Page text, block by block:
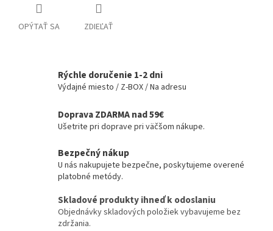
OPÝTAŤ SA ZDIEĽAŤ
Rýchle doručenie 1-2 dni
Výdajné miesto / Z-BOX / Na adresu
Doprava ZDARMA nad 59€
Ušetrite pri doprave pri väčšom nákupe.
Bezpečný nákup
U nás nakupujete bezpečne, poskytujeme overené
platobné metódy.
Skladové produkty ihneď k odoslaniu
Objednávky skladových položiek vybavujeme bez
zdržania.